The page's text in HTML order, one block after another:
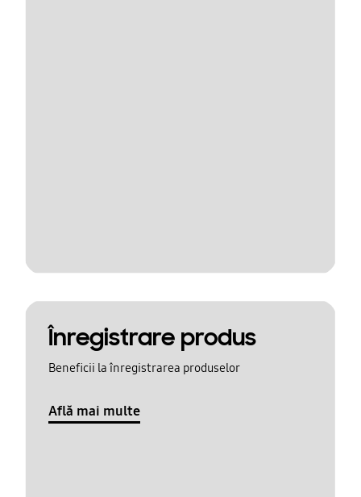
Înregistrare produs
Beneficii la înregistrarea produselor
Află mai multe